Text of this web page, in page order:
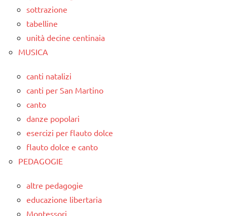
sottrazione
tabelline
unità decine centinaia
MUSICA
canti natalizi
canti per San Martino
canto
danze popolari
esercizi per flauto dolce
flauto dolce e canto
PEDAGOGIE
altre pedagogie
educazione libertaria
Montessori